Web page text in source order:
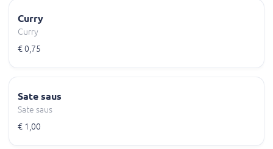
Curry
Curry
€ 0,75
Sate saus
Sate saus
€ 1,00